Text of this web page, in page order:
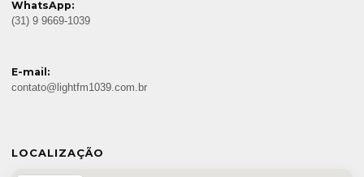
WhatsApp:
(31) 9 9669-1039
E-mail:
contato@lightfm1039.com.br
LOCALIZAÇÃO